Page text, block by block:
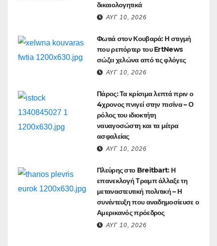
δικαιολογητικά
ΑΥΓ 10, 2026
Φωτιά στον Κουβαρά: Η στιγμή
που ρεπόρτερ του ErtNews
σώζει χελώνα από τις φλόγες
ΑΥΓ 10, 2026
Πάρος: Τα κρίσιμα λεπτά πριν ο
4χρονος πνιγεί στην πισίνα – Ο
ρόλος του ιδιοκτήτη
ναυαγοσώστη και τα μέτρα
ασφαλείας
ΑΥΓ 10, 2026
Πλεύρης στο Breitbart: Η
επανεκλογή Τραμπ άλλαξε τη
μεταναστευτική πολιτική – Η
συνέντευξη που αναδημοσίευσε ο
Αμερικανός πρόεδρος
ΑΥΓ 10, 2026